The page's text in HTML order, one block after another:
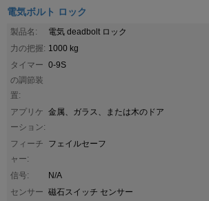
電気ボルト ロック
製品名:
電気 deadbolt ロック
力の把握: 1000 kg
タイマー
の調節装
置:
0-9S
アプリケ
ーション:
金属、ガラス、または木のドア
フィーチ
ャー:
フェイルセーフ
信号:
N/A
センサー 磁石スイッチ センサー